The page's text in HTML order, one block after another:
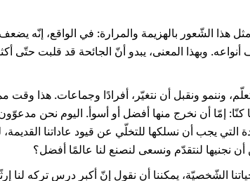
هذا الشّعور بالهزيمة والمرارة: في الواقع، إنّه
وبهذا المعنى، يبدو أنّ الجائحة قد قلبت حتّى
وننمو ونقبل أن نتغيّر، أفرادًا وجماعات. هذا وقت
إمّا أن نخرج منها أفضل أو أسوأ. اليوم نحن
يجب أن نسلكها للتخلّي عن قيود عاداتنا القديمة،
نجنيها لنتقدّم ونسعى لنصنع لنا عالمًا أفضل؟